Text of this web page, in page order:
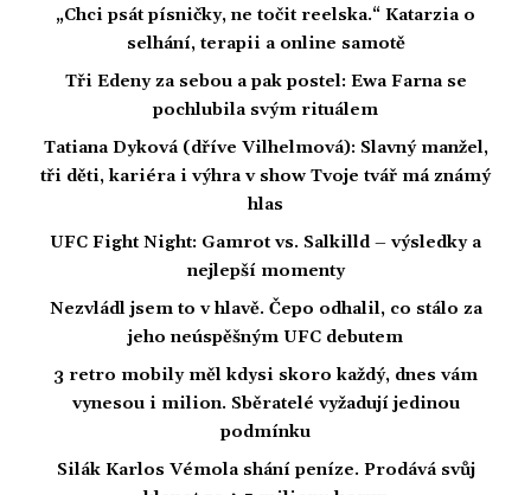
„Chci psát písničky, ne točit reelska.“ Katarzia o
selhání, terapii a online samotě
Tři Edeny za sebou a pak postel: Ewa Farna se
pochlubila svým rituálem
Tatiana Dyková (dříve Vilhelmová): Slavný manžel,
tři děti, kariéra i výhra v show Tvoje tvář má známý
hlas
UFC Fight Night: Gamrot vs. Salkilld – výsledky a
nejlepší momenty
Nezvládl jsem to v hlavě. Čepo odhalil, co stálo za
jeho neúspěšným UFC debutem
3 retro mobily měl kdysi skoro každý, dnes vám
vynesou i milion. Sběratelé vyžadují jedinou
podmínku
Silák Karlos Vémola shání peníze. Prodává svůj